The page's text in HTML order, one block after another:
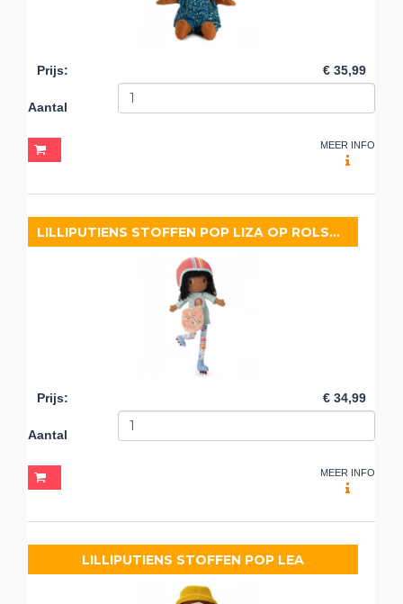
Prijs: € 35,99
Aantal
MEER INFO
LILLIPUTIENS STOFFEN POP LIZA OP ROLSCHAATSEN
Prijs: € 34,99
Aantal
MEER INFO
LILLIPUTIENS STOFFEN POP LEA